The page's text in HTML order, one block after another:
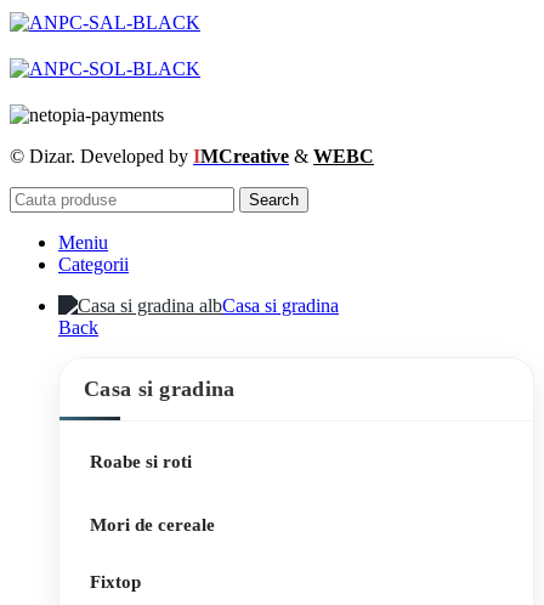
© Dizar. Developed by IMCreative & WEBC
Search
Meniu
Categorii
Casa si gradina
Back
Casa si gradina
Roabe si roti
Mori de cereale
Fixtop